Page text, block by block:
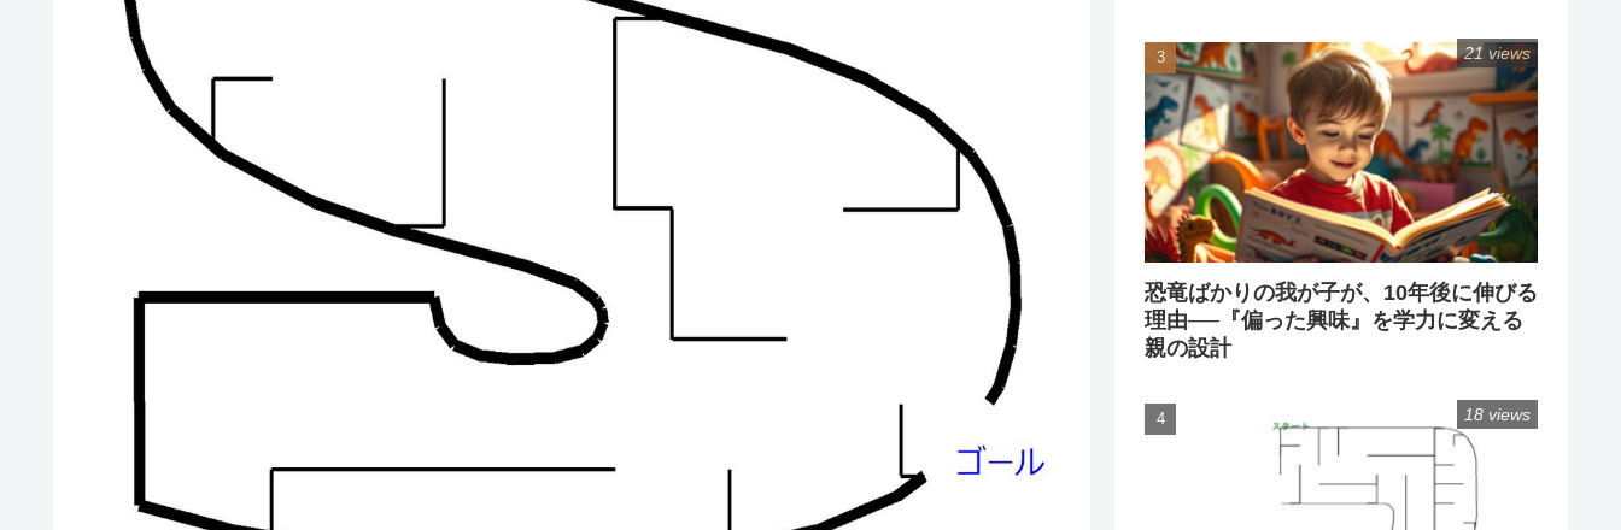
恐竜ばかりの我が子が、10年後に伸びる
理由──『偏った興味』を学力に変える
親の設計
21 views
18 views